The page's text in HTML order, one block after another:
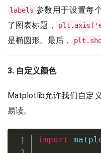
labels 参数用于设置每
了图表标题，
是椭圆形。最后，
3. 自定义颜色
Matplotlib允许我们自定
易读。
import